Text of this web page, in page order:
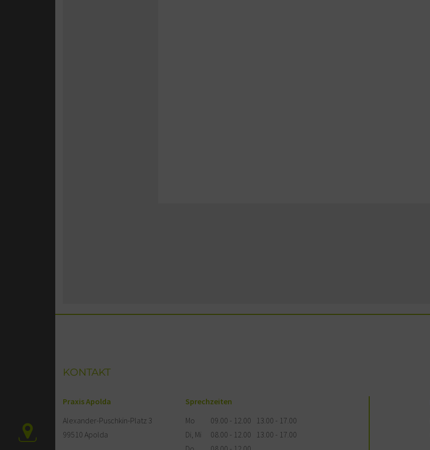
KONTAKT
Praxis Apolda
Alexander-Puschkin-Platz 3
99510 Apolda
Sprechzeiten
Mo
09.00 - 12.00
13.00 - 17.00
Di, Mi
08.00 - 12.00
13.00 - 17.00